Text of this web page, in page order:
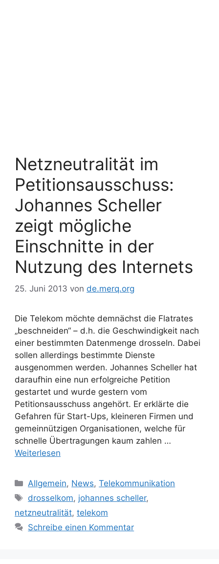
Netzneutralität im
Petitionsausschuss:
Johannes Scheller
zeigt mögliche
Einschnitte in der
Nutzung des Internets
25. Juni 2013 von de.merq.org
Die Telekom möchte demnächst die Flatrates
„beschneiden“ – d.h. die Geschwindigkeit nach
einer bestimmten Datenmenge drosseln. Dabei
sollen allerdings bestimmte Dienste
ausgenommen werden. Johannes Scheller hat
daraufhin eine nun erfolgreiche Petition
gestartet und wurde gestern vom
Petitionsausschuss angehört. Er erklärte die
Gefahren für Start-Ups, kleineren Firmen und
gemeinnützigen Organisationen, welche für
schnelle Übertragungen kaum zahlen …
Weiterlesen
Kategorien
Allgemein, News,Telekommunikation
Schlagwörter
drosselkom, johannes scheller,
netzneutralität, telekom
Schreibe einen Kommentar